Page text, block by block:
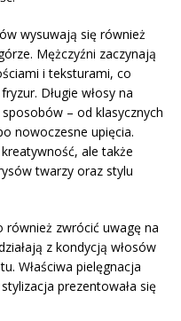
wysuwają się również
Mężczyźni zaczynają
i teksturami, co
Długie włosy na
– od klasycznych
nowoczesne upięcia.
ale także
twarzy oraz stylu
zwrócić uwagę na
z kondycją włosów
Właściwa pielęgnacja
prezentowała się